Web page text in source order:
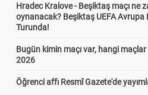
Hradec Kralove - Beşiktaş maçı ne
oynanacak? Beşiktaş UEFA Avrupa
Turunda!
Bugün kimin maçı var, hangi
2026
Öğrenci affı Resmî Gazete'de